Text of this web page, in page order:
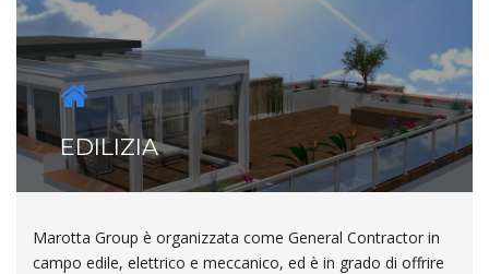
EDILIZIA
Marotta Group è organizzata come General Contractor in
campo edile, elettrico e meccanico, ed è in grado di offrire